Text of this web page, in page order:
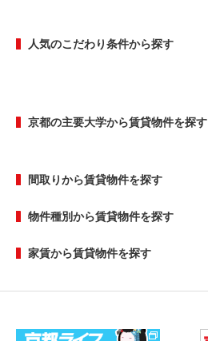
人気のこだわり条件から探す
京都の主要大学から賃貸物件を探す
間取りから賃貸物件を探す
物件種別から賃貸物件を探す
家賃から賃貸物件を探す